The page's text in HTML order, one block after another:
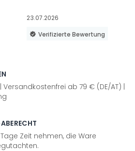
23.07.2026
Verifizierte Bewertung
ab 79 € (DE/AT) |
Zeit nehmen, die Ware